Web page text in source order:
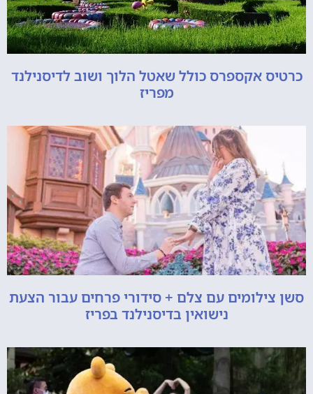
כרטיס אקספרס כולל שאטל הלוך ושוב לדיסנילנד
מפריז
סשן צילומים עם צלם + סידורי פרחים עבור הצעת
נישואין בדיסנילנד בפריז